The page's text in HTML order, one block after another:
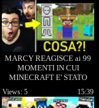
MARCY REAGISCE ai 99
MOMENTI IN CUI
MINECRAFT E' STATO
MALEDETTO!!
15:39
Views: 5